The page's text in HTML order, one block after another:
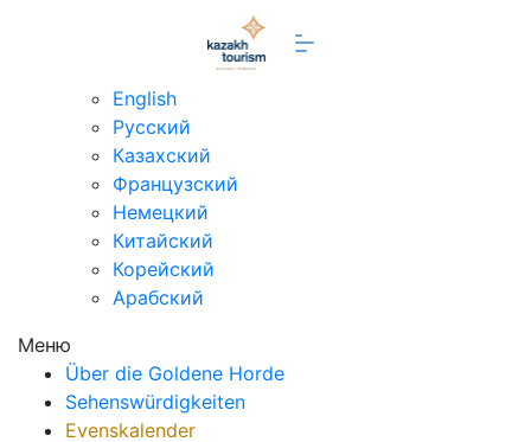
English
Русский
Казахский
Французский
Немецкий
Китайский
Корейский
Арабский
Меню
Über die Goldene Horde
Sehenswürdigkeiten
Evenskalender